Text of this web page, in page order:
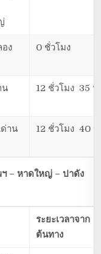
ง
0 ชั่วโมง
น
12 ชั่วโมง 35 น
าน
12 ชั่วโมง 40
ฯ – หาดใหญ่ – ปาดัง
ระยะเวลาจาก
ต้นทาง